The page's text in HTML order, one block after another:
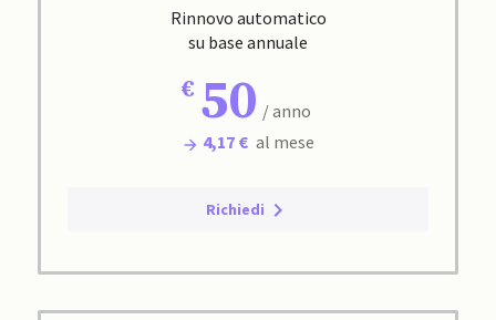
Rinnovo automatico
su base annuale
50 / anno
4,17 € al mese
Richiedi